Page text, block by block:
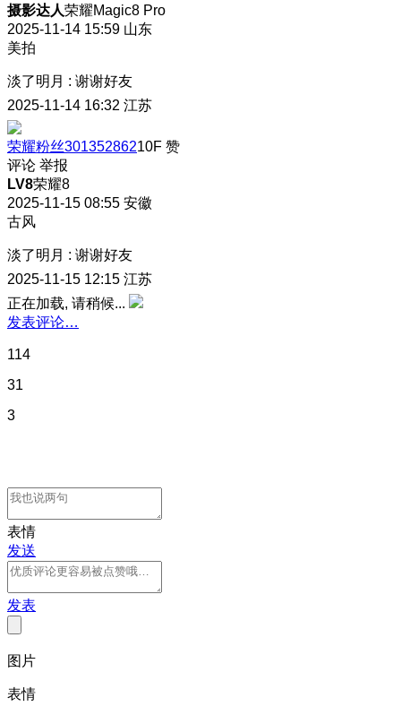
摄影达人荣耀Magic8 Pro
2025-11-14 15:59 山东
美拍
淡了明月 : 谢谢好友
2025-11-14 16:32 江苏
荣耀粉丝30135286210F 赞
评论 举报
LV8荣耀8
2025-11-15 08:55 安徽
古风
淡了明月 : 谢谢好友
2025-11-15 12:15 江苏
正在加载, 请稍候...
发表评论…
114
31
3
表情
发送
发表
图片
表情